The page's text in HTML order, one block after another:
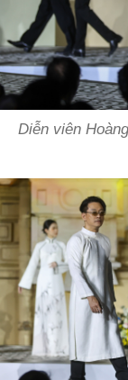
Diễn viên